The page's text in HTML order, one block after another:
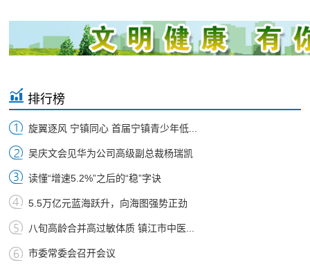
排行榜
旋翼逐风 宁镇同心 首届宁镇青少年低...
吴庆文会见华为公司高级副总裁杨瑞凯
读懂“增速5.2%”之后的“稳”字诀
5.5万亿元蓝海跃升，向海图强势正劲
八旬高龄合并高过敏体质 镇江市中医...
市委常委会召开会议